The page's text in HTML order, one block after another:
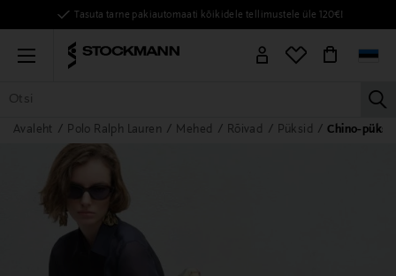
Tasuta tarne pakiautomaati kõikidele tellimustele üle 120€!
Menu
KÕIK TOOTED NAISED MEHED LAPSED KODU
Avaleht Polo Ralph Lauren Mehed Rõivad Püksid Chino-